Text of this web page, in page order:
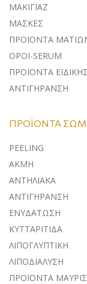
ΜΑΚΙΓΙΑΖ
ΜΑΣΚΕΣ
ΠΡΟΪΟΝΤΑ
ΟΡΟΙ-SERUM
ΠΡΟΪΟΝΤΑ
ΑΝΤΙΓΗΡΑΝΣΗ
ΠΡΟΪΌΝΤΑ
PEELING
ΑΚΜΗ
ΑΝΤΗΛΙΑΚΑ
ΑΝΤΙΓΗΡΑΝΣΗ
ΕΝΥΔΑΤΩΣΗ
ΚΥΤΤΑΡΙΤΙΔΑ
ΛΙΠΟΓΛΥΠΤΙΚΗ
ΛΙΠΟΔΙΑΛΥΣΗ
ΠΡΟΪΟΝΤΑ